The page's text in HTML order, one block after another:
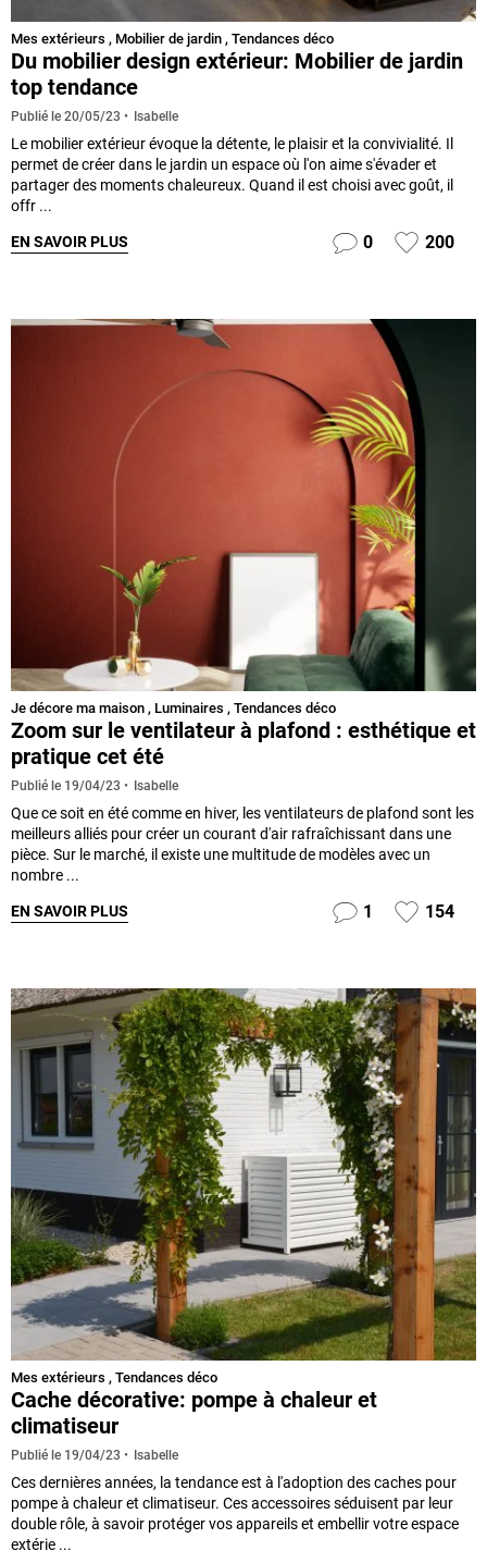
Mes extérieurs , Mobilier de jardin , Tendances déco
Du mobilier design extérieur: Mobilier de jardin
top tendance
Publié le 20/05/23 Isabelle
Le mobilier extérieur évoque la détente, le plaisir et la convivialité. Il
permet de créer dans le jardin un espace où l'on aime s'évader et
partager des moments chaleureux. Quand il est choisi avec goût, il
offr ...
EN SAVOIR PLUS 0 200
Je décore ma maison , Luminaires , Tendances déco
Zoom sur le ventilateur à plafond : esthétique et
pratique cet été
Publié le 19/04/23 Isabelle
Que ce soit en été comme en hiver, les ventilateurs de plafond sont les
meilleurs alliés pour créer un courant d'air rafraîchissant dans une
pièce. Sur le marché, il existe une multitude de modèles avec un
nombre ...
EN SAVOIR PLUS 1 154
Mes extérieurs , Tendances déco
Cache décorative: pompe à chaleur et
climatiseur
Publié le 19/04/23 Isabelle
Ces dernières années, la tendance est à l'adoption des caches pour
pompe à chaleur et climatiseur. Ces accessoires séduisent par leur
double rôle, à savoir protéger vos appareils et embellir votre espace
extérie ...